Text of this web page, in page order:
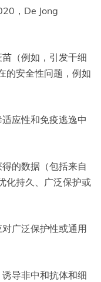
，De Jong
（例如，引发干细
的安全性问题，例如
应性和免疫逃逸中
的数据（包括来自
化持久、广泛保护或
广泛保护性或通用
导非中和抗体和细